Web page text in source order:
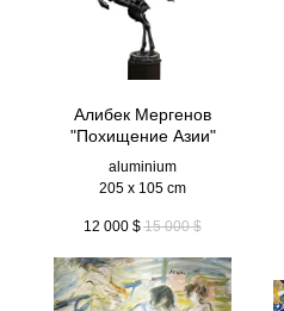
Алибек Мергенов
"Похищение Азии"
aluminium
205 x 105 cm
12 000 $ 15 000 $